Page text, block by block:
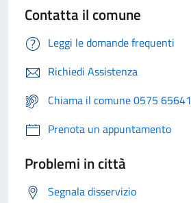
Contatta il comune
Leggi le domande frequenti
Richiedi Assistenza
Chiama il comune 0575 65641
Prenota un appuntamento
Problemi in città
Segnala disservizio